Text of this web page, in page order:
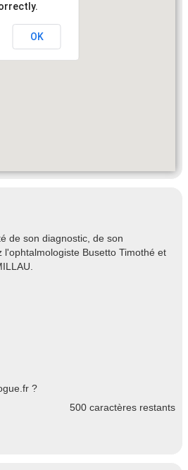
OK
de son diagnostic, de son
Busetto Timothé et
?
500 caractères restants